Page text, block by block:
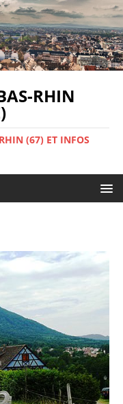
RHIN
(67) ET INFOS